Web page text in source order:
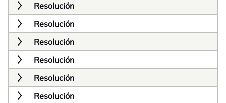
Resolución
Resolución
Resolución
Resolución
Resolución
Resolución